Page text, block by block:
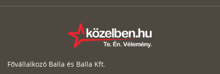
Fővállalkozó Balla és Balla Kft.